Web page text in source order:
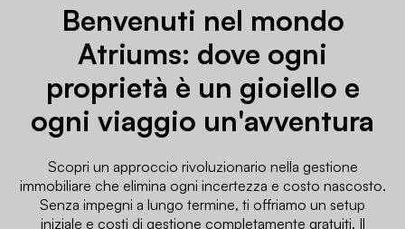
Benvenuti nel mondo
Atriums: dove ogni
proprietà è un gioiello e
ogni viaggio un'avventura
Scopri un approccio rivoluzionario nella gestione
immobiliare che elimina ogni incertezza e costo nascosto.
Senza impegni a lungo termine, ti offriamo un setup
iniziale e costi di gestione completamente gratuiti. Il